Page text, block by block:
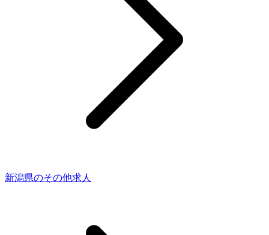
新潟県のその他求人